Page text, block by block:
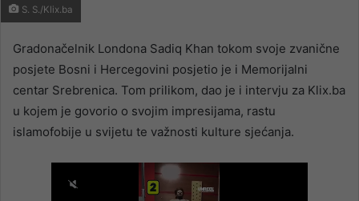
an
S. S./Klix.ba
Gradonačelnik Londona Sadiq Khan tokom svoje zvanične
posjete Bosni i Hercegovini posjetio je i Memorijalni
centar Srebrenica. Tom prilikom, dao je i intervju za Klix.ba
u kojem je govorio o svojim impresijama, rastu
islamofobije u svijetu te važnosti kulture sjećanja.